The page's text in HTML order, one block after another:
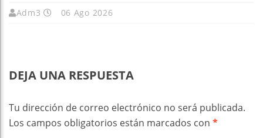
Adm3 06 Ago 2026
DEJA UNA RESPUESTA
Tu dirección de correo electrónico no será publicada.
Los campos obligatorios están marcados con *